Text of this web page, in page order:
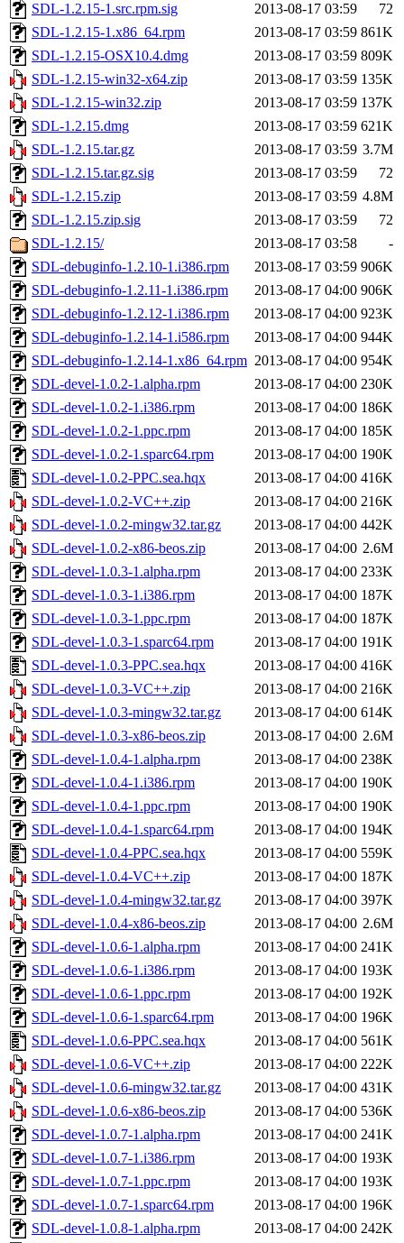
SDL-1.2.15-1.src.rpm.sig 2013-08-17 03:59
72
SDL-1.2.15-1.x86_64.rpm
2013-08-17 03:59 861K
SDL-1.2.15-OSX10.4.dmg
2013-08-17 03:59 809K
SDL-1.2.15-win32-x64.zip
2013-08-17 03:59 135K
SDL-1.2.15-win32.zip
2013-08-17 03:59 137K
SDL-1.2.15.dmg
2013-08-17 03:59 621K
SDL-1.2.15.tar.gz
2013-08-17 03:59 3.7M
SDL-1.2.15.tar.gz.sig
2013-08-17 03:59
72
SDL-1.2.15.zip
2013-08-17 03:59 4.8M
SDL-1.2.15.zip.sig
2013-08-17 03:59
72
SDL-1.2.15/
2013-08-17 03:58
-
SDL-debuginfo-1.2.10-1.i386.rpm
2013-08-17 03:59 906K
SDL-debuginfo-1.2.11-1.i386.rpm
2013-08-17 04:00 906K
SDL-debuginfo-1.2.12-1.i386.rpm
2013-08-17 04:00 923K
SDL-debuginfo-1.2.14-1.i586.rpm
2013-08-17 04:00 944K
SDL-debuginfo-1.2.14-1.x86_64.rpm 2013-08-17 04:00 954K
SDL-devel-1.0.2-1.alpha.rpm
2013-08-17 04:00 230K
SDL-devel-1.0.2-1.i386.rpm
2013-08-17 04:00 186K
SDL-devel-1.0.2-1.ppc.rpm
2013-08-17 04:00 185K
SDL-devel-1.0.2-1.sparc64.rpm
2013-08-17 04:00 190K
SDL-devel-1.0.2-PPC.sea.hqx
2013-08-17 04:00 416K
SDL-devel-1.0.2-VC++.zip
2013-08-17 04:00 216K
SDL-devel-1.0.2-mingw32.tar.gz
2013-08-17 04:00 442K
SDL-devel-1.0.2-x86-beos.zip
2013-08-17 04:00 2.6M
SDL-devel-1.0.3-1.alpha.rpm
2013-08-17 04:00 233K
SDL-devel-1.0.3-1.i386.rpm
2013-08-17 04:00 187K
SDL-devel-1.0.3-1.ppc.rpm
2013-08-17 04:00 187K
SDL-devel-1.0.3-1.sparc64.rpm
2013-08-17 04:00 191K
SDL-devel-1.0.3-PPC.sea.hqx
2013-08-17 04:00 416K
SDL-devel-1.0.3-VC++.zip
2013-08-17 04:00 216K
SDL-devel-1.0.3-mingw32.tar.gz
2013-08-17 04:00 614K
SDL-devel-1.0.3-x86-beos.zip
2013-08-17 04:00 2.6M
SDL-devel-1.0.4-1.alpha.rpm
2013-08-17 04:00 238K
SDL-devel-1.0.4-1.i386.rpm
2013-08-17 04:00 190K
SDL-devel-1.0.4-1.ppc.rpm
2013-08-17 04:00 190K
SDL-devel-1.0.4-1.sparc64.rpm
2013-08-17 04:00 194K
SDL-devel-1.0.4-PPC.sea.hqx
2013-08-17 04:00 559K
SDL-devel-1.0.4-VC++.zip
2013-08-17 04:00 187K
SDL-devel-1.0.4-mingw32.tar.gz
2013-08-17 04:00 397K
SDL-devel-1.0.4-x86-beos.zip
2013-08-17 04:00 2.6M
SDL-devel-1.0.6-1.alpha.rpm
2013-08-17 04:00 241K
SDL-devel-1.0.6-1.i386.rpm
2013-08-17 04:00 193K
SDL-devel-1.0.6-1.ppc.rpm
2013-08-17 04:00 192K
SDL-devel-1.0.6-1.sparc64.rpm
2013-08-17 04:00 196K
SDL-devel-1.0.6-PPC.sea.hqx
2013-08-17 04:00 561K
SDL-devel-1.0.6-VC++.zip
2013-08-17 04:00 222K
SDL-devel-1.0.6-mingw32.tar.gz
2013-08-17 04:00 431K
SDL-devel-1.0.6-x86-beos.zip
2013-08-17 04:00 536K
SDL-devel-1.0.7-1.alpha.rpm
2013-08-17 04:00 241K
SDL-devel-1.0.7-1.i386.rpm
2013-08-17 04:00 193K
SDL-devel-1.0.7-1.ppc.rpm
2013-08-17 04:00 193K
SDL-devel-1.0.7-1.sparc64.rpm
2013-08-17 04:00 196K
SDL-devel-1.0.8-1.alpha.rpm
2013-08-17 04:00 242K